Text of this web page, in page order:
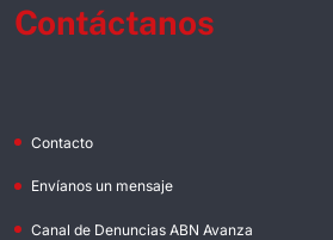
Contáctanos
Contacto
Envíanos un mensaje
Canal de Denuncias ABN Avanza